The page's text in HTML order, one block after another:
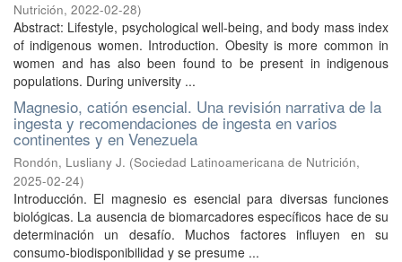
Nutrición, 2022-02-28)
Abstract: Lifestyle, psychological well-being, and body mass index
of indigenous women. Introduction. Obesity is more common in
women and has also been found to be present in indigenous
populations. During university ...
Magnesio, catión esencial. Una revisión narrativa de la
ingesta y recomendaciones de ingesta en varios
continentes y en Venezuela
Rondón, Lusliany J. (Sociedad Latinoamericana de Nutrición,
2025-02-24)
Introducción. El magnesio es esencial para diversas funciones
biológicas. La ausencia de biomarcadores específicos hace de su
determinación un desafío. Muchos factores influyen en su
consumo-biodisponibilidad y se presume ...